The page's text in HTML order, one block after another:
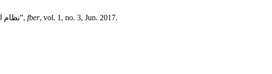
K. Benyamina and A. Laadjel, “نظام المعلومات التسويقية ودوره في تحديد جودة منتوج المؤسسة الاقتصادية، دراسة حالة الجزائر”, fber, vol. 1, no. 3, Jun. 2017.